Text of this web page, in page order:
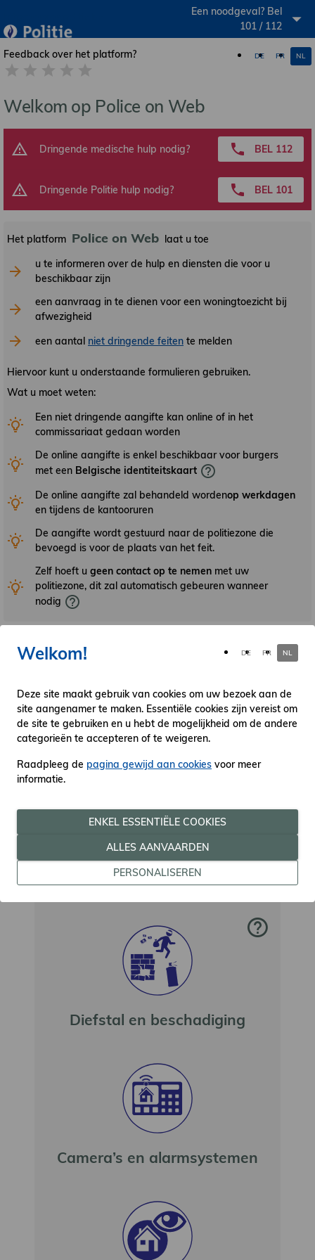
Een noodgeval? Bel
101 / 112
Feedback over het platform? DE FR NL
Welkom op Police on Web
Dringende medische hulp nodig? BEL 112
Dringende Politie hulp nodig? BEL 101
Het platform Police on Web laat u toe
u te informeren over de hulp en diensten die voor u
beschikbaar zijn
een aanvraag in te dienen voor een woningtoezicht bij
afwezigheid
een aantal niet dringende feiten te melden
Hiervoor kunt u onderstaande formulieren gebruiken.
Wat u moet weten:
Een niet dringende aangifte kan online of in het
commissariaat gedaan worden
De online aangifte is enkel beschikbaar voor burgers
met een Belgische identiteitskaart
De online aangifte zal behandeld wordenop werkdagen
en tijdens de kantooruren
De aangifte wordt gestuurd naar de politiezone die
bevoegd is voor de plaats van het feit.
Zelf hoeft u geen contact op te nemen met uw
politiezone, dit zal automatisch gebeuren wanneer
nodig
Hulp nodig na seksueel
Aangifte doen van phishing
Diefstal en beschadiging
Camera’s en alarmsystemen
Welkom! DE FR NL
Deze site maakt gebruik van cookies om uw bezoek aan de
site aangenamer te maken. Essentiële cookies zijn vereist om
de site te gebruiken en u hebt de mogelijkheid om de andere
categorieën te accepteren of te weigeren.
Raadpleeg de pagina gewijd aan cookies voor meer
informatie.
ENKEL ESSENTIËLE COOKIES
ALLES AANVAARDEN
PERSONALISEREN